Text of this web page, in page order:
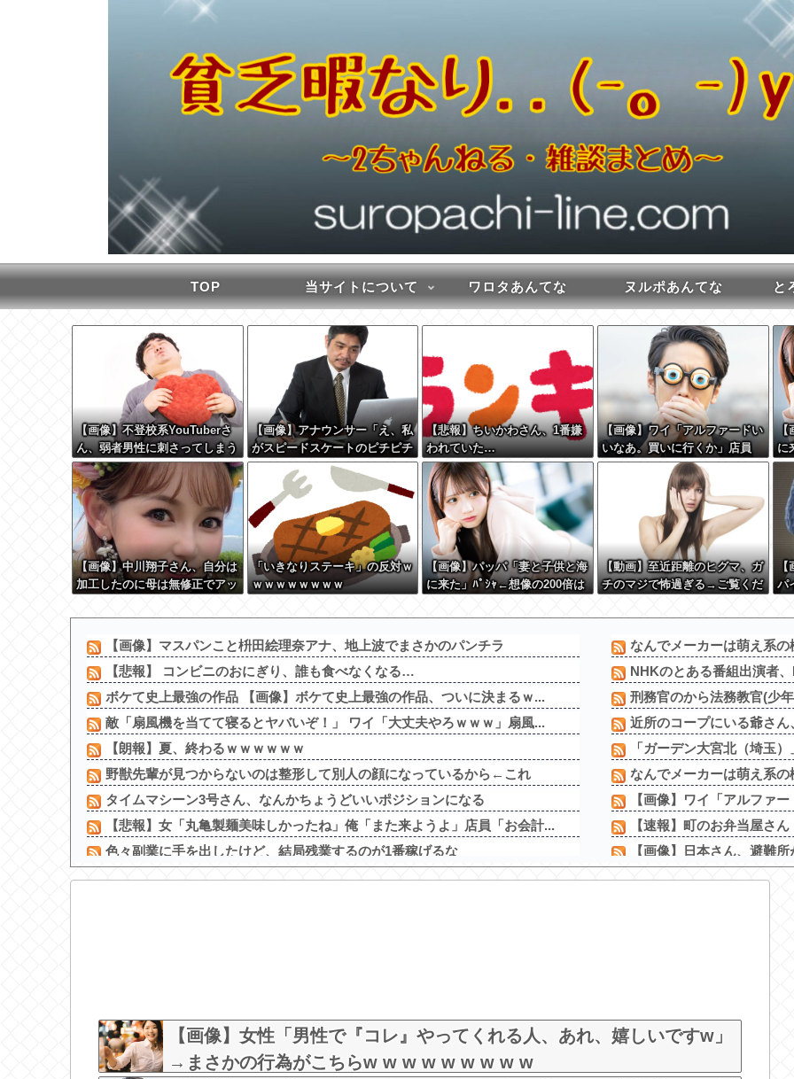
TOP 当サイトについて ワロタあんてな ヌルポあんてな と
【画像】不登校系YouTuberさ
ん、弱者男性に刺さってしまう
w w w w w w w w w w
【画像】アナウンサー「え、私
がスピードスケートのピチピチ
ユニフォーム着るんですか…？
ﾑﾁｨ！！」←これはお前らに刺
さるやろw w w w w w w w
【悲報】ちいかわさん、1番嫌
われていた…
【画像】ワイ「アルファードい
いなあ。買いに行くか」店員
「ほいっ見積もりな！」ワイ
「金額おかしくね？」←お前ら
もそう思うよな？？？？？
【
に
神
【画像】中川翔子さん、自分は
加工したのに母は無修正でアッ
「いきなりステーキ」の反対ｗ
ｗｗｗｗｗｗｗｗ
【画像】パッパ「妻と子供と海
に来た」ﾊﾟｼｬ←想像の200倍は
【動画】至近距離のヒグマ、ガ
チのマジで怖過ぎる→ご覧くだ
パ
【画像】マスパンこと枡田絵理奈アナ、地上波でまさかのパンチラ
【悲報】 コンビニのおにぎり、誰も食べなくなる…
ボケて史上最強の作品 【画像】ボケて史上最強の作品、ついに決まるｗ...
敵「扇風機を当てて寝るとヤバいぞ！」 ワイ「大丈夫やろｗｗｗ」扇風...
【朗報】夏、終わるｗｗｗｗｗｗ
野獣先輩が見つからないのは整形して別人の顔になっているから←これ
タイムマシーン3号さん、なんかちょうどいいポジションになる
【悲報】女「丸亀製麺美味しかったね」俺「また来ようよ」店員「お会計...
色々副業に手を出したけど、結局残業するのが1番稼げるな
【画像】 井口裕香さん、パンツ丸見えｗｗｗｗｗｗｗｗｗｗｗｗｗｗ
【画像】お前ら好みのエッチなお○ぱい娘発見されるwvw
なんでメーカーは萌え系
NHKのとある番組出演者
刑務官のから法務教官(少
近所のコープにいる爺さ
「ガーデン大宮北（埼玉
なんでメーカーは萌え系
【画像】ワイ「アルファ
【速報】町のお弁当屋さ
【画像】日本さん、避難
【画像】誰とエッチした
【画像】女性「男性で『コレ』やってくれる人、あれ、嬉しいですw」
→まさかの行為がこちらw w w w w w w w w